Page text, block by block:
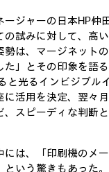
ジャーの日本HP仲
の試みに対して、高
勢は、マージネット
た」とその印象を語
と光るインビジブル
に活用を決定、翌々
、スピーディな判断
は、「印刷機のメ
いう驚きもあった。